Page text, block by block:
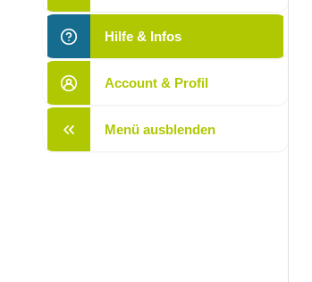
Hilfe & Infos
Account & Profil
Menü ausblenden